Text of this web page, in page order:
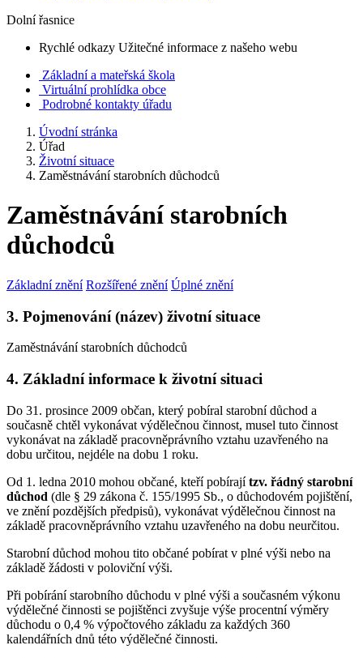
Dolní řasnice
Rychlé odkazy Užitečné informace z našeho webu
Základní a mateřská škola
Virtuální prohlídka obce
Podrobné kontakty úřadu
Úvodní stránka
Úřad
Životní situace
Zaměstnávání starobních důchodců
Zaměstnávání starobních
důchodců
Základní znění Rozšířené znění Úplné znění
3. Pojmenování (název) životní situace
Zaměstnávání starobních důchodců
4. Základní informace k životní situaci
Do 31. prosince 2009 občan, který pobíral starobní důchod a
současně chtěl vykonávat výdělečnou činnost, musel tuto činnost
vykonávat na základě pracovněprávního vztahu uzavřeného na
dobu určitou, nejdéle na dobu 1 roku.
Od 1. ledna 2010 mohou občané, kteří pobírajítzv. řádný starobní
důchod (dle § 29 zákona č. 155/1995 Sb., o důchodovém pojištění,
ve znění pozdějších předpisů), vykonávat výdělečnou činnost na
základě pracovněprávního vztahu uzavřeného na dobu neurčitou.
Starobní důchod mohou tito občané pobírat v plné výši nebo na
základě žádosti v poloviční výši.
Při pobírání starobního důchodu v plné výši a současném výkonu
výdělečné činnosti se pojištěnci zvyšuje výše procentní výměry
důchodu o 0,4 % výpočtového základu za každých 360
kalendářních dnů této výdělečné činnosti.